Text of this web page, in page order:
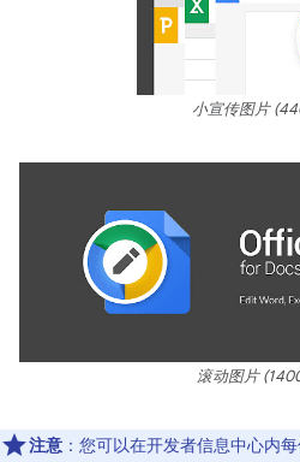
小宣传图片
滚动图片
注意 ：您可以在开发者信息中心内